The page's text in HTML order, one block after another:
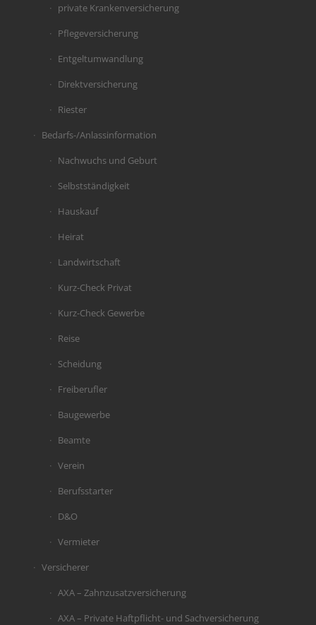
private Krankenversicherung
Pflegeversicherung
Entgeltumwandlung
Direktversicherung
Riester
Bedarfs-/Anlassinformation
Nachwuchs und Geburt
Selbstständigkeit
Hauskauf
Heirat
Landwirtschaft
Kurz-Check Privat
Kurz-Check Gewerbe
Reise
Scheidung
Freiberufler
Baugewerbe
Beamte
Verein
Berufsstarter
D&O
Vermieter
Versicherer
AXA – Zahnzusatzversicherung
AXA – Private Haftpflicht- und Sachversicherung